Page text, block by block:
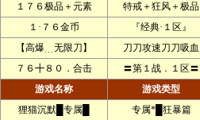
１７６极品＋元素 特戒＋狂风＋极品
１·７６金币
『经典·１区』
【高爆﹍无限刀】
刀刀攻速刀刀吸血
７６╋８０．合击
〓第１战．１区〓
游戏名称
游戏类型
狸猫沉默█专属█
专属*█狂暴篇